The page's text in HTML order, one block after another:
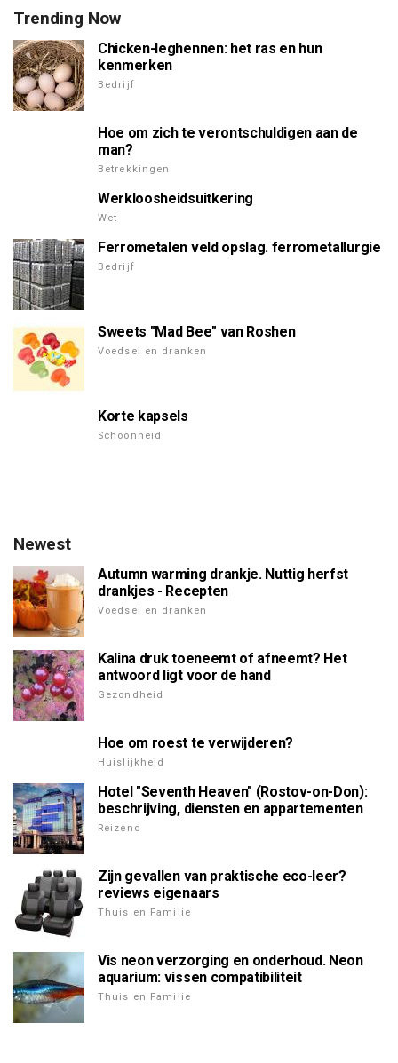
Trending Now
Chicken-leghennen: het ras en hun
kenmerken
Bedrijf
Hoe om zich te verontschuldigen aan de
man?
Betrekkingen
Werkloosheidsuitkering
Wet
Ferrometalen veld opslag. ferrometallurgie
Bedrijf
Sweets "Mad Bee" van Roshen
Voedsel en dranken
Korte kapsels
Schoonheid
Newest
Autumn warming drankje. Nuttig herfst
drankjes - Recepten
Voedsel en dranken
Kalina druk toeneemt of afneemt? Het
antwoord ligt voor de hand
Gezondheid
Hoe om roest te verwijderen?
Huislijkheid
Hotel "Seventh Heaven" (Rostov-on-Don):
beschrijving, diensten en appartementen
Reizend
Zijn gevallen van praktische eco-leer?
reviews eigenaars
Thuis en Familie
Vis neon verzorging en onderhoud. Neon
aquarium: vissen compatibiliteit
Thuis en Familie